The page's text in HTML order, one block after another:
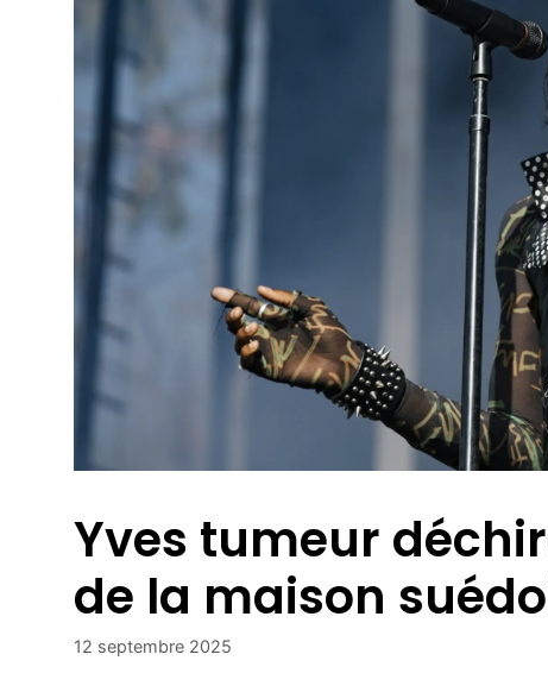
Yves tumeur
de la maison
12 septembre 2025